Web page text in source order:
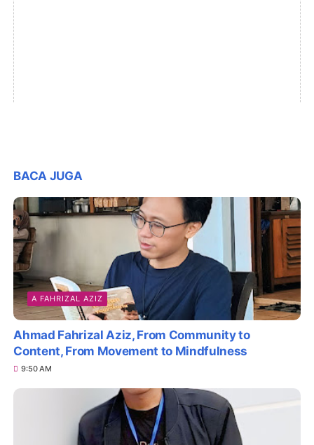
BACA JUGA
A FAHRIZAL AZIZ
Ahmad Fahrizal Aziz, From Community to
Content, From Movement to Mindfulness
9:50 AM